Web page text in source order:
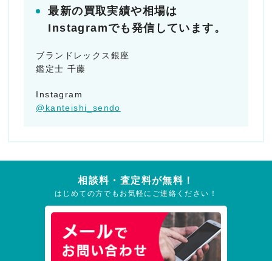
最新の買取実績や相場は
Instagramでも発信しています。
ブランドレックス銀座
鑑定士 千藤
Instagram
@kanteishi_sendo
相談料・査定料が無料！
はじめての方でもお気軽にご連絡ください！